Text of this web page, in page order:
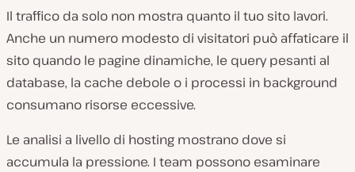
Il traffico da solo non mostra quanto il tuo sito lavori.
Anche un numero modesto di visitatori può affaticare il
sito quando le pagine dinamiche, le query pesanti al
database, la cache debole o i processi in background
consumano risorse eccessive.
Le analisi a livello di hosting mostrano dove si
accumula la pressione. I team possono esaminare